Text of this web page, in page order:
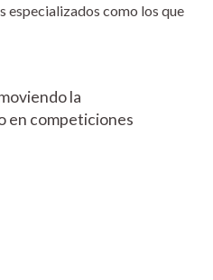
especializados como los que
la
en competiciones